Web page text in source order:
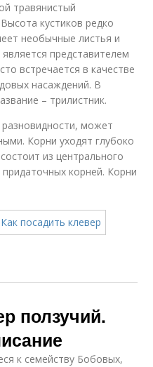
травянистый
кустиков редко
необычные листья и
представителем
встречается в качестве
насаждений. В
– трилистник.
может
Корни уходят глубоко
из центрального
корней. Корни
ползучий.
к семейству Бобовых,